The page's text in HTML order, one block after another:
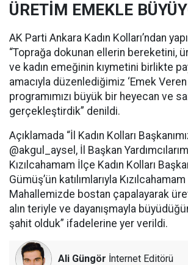
ÜRETİM EMEKLE
AK Parti Ankara Kadın Kolları’ndan
“Toprağa dokunan ellerin bereketini,
ve kadın emeğinin kıymetini birlikte
amacıyla düzenlediğimiz ‘Emek Veren
programımızı büyük bir heyecan ve
gerçekleştirdik” denildi.
Açıklamada “İl Kadın Kolları
@akgul_aysel, İl Başkan
Kızılcahamam İlçe Kadın Kolları
Gümüş’ün katılımlarıyla
Mahallemizde bostan çapalayarak
alın teriyle ve dayanışmayla
şahit olduk” ifadelerine yer verildi.
Ali Güngör İnternet Editörü